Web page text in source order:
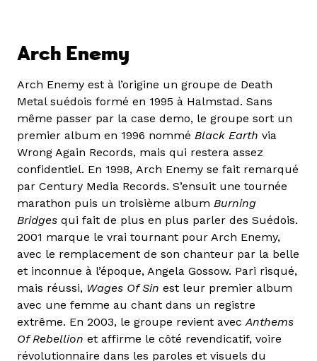
Arch Enemy
Arch Enemy est à l’origine un groupe de Death
Metal suédois formé en 1995 à Halmstad. Sans
même passer par la case demo, le groupe sort un
premier album en 1996 nommé Black Earth via
Wrong Again Records, mais qui restera assez
confidentiel. En 1998, Arch Enemy se fait remarqué
par Century Media Records. S’ensuit une tournée
marathon puis un troisième album Burning
Bridges qui fait de plus en plus parler des Suédois.
2001 marque le vrai tournant pour Arch Enemy,
avec le remplacement de son chanteur par la belle
et inconnue à l’époque, Angela Gossow. Pari risqué,
mais réussi, Wages Of Sin est leur premier album
avec une femme au chant dans un registre
extrême. En 2003, le groupe revient avecAnthems
Of Rebellion et affirme le côté revendicatif, voire
révolutionnaire dans les paroles et visuels du